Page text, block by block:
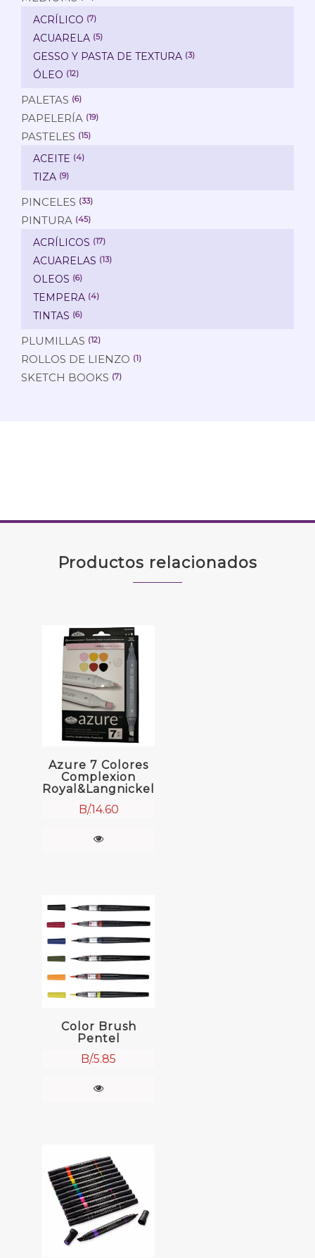
ACRÍLICO (7)
ACUARELA (5)
GESSO Y PASTA DE TEXTURA (3)
ÓLEO (12)
PALETAS (6)
PAPELERÍA (19)
PASTELES (15)
ACEITE (4)
TIZA (9)
PINCELES (33)
PINTURA (45)
ACRÍLICOS (17)
ACUARELAS (13)
OLEOS (6)
TEMPERA (4)
TINTAS (6)
PLUMILLAS (12)
ROLLOS DE LIENZO (1)
SKETCH BOOKS (7)
Productos relacionados
Azure 7 Colores
Complexion
Royal&Langnickel
B/.14.60
Color Brush
Pentel
B/.5.85